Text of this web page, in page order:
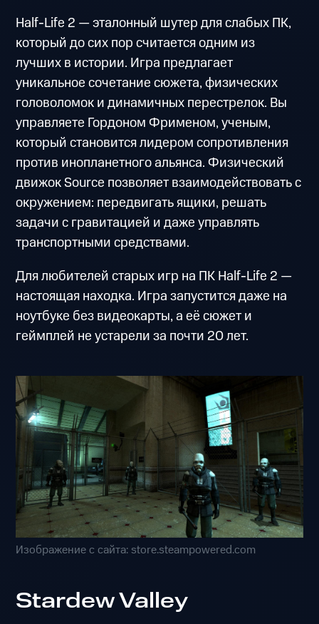
Half-Life 2 — эталонный шутер для слабых ПК,
который до сих пор считается одним из
лучших в истории. Игра предлагает
уникальное сочетание сюжета, физических
головоломок и динамичных перестрелок. Вы
управляете Гордоном Фрименом, ученым,
который становится лидером сопротивления
против инопланетного альянса. Физический
движок Source позволяет взаимодействовать с
окружением: передвигать ящики, решать
задачи с гравитацией и даже управлять
транспортными средствами.
Для любителей старых игр на ПК Half-Life 2 —
настоящая находка. Игра запустится даже на
ноутбуке без видеокарты, а её сюжет и
геймплей не устарели за почти 20 лет.
Изображение с сайта: store.steampowered.com
Stardew Valley